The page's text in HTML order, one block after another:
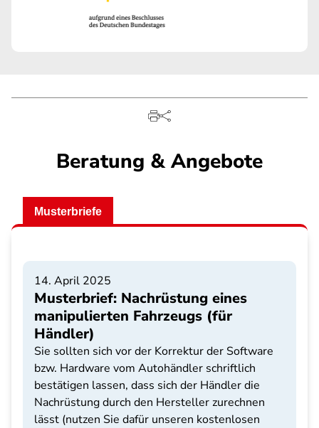
Beratung & Angebote
Musterbriefe
14. April 2025
Musterbrief: Nachrüstung eines
manipulierten Fahrzeugs (für
Händler)
Sie sollten sich vor der Korrektur der Software
bzw. Hardware vom Autohändler schriftlich
bestätigen lassen, dass sich der Händler die
Nachrüstung durch den Hersteller zurechnen
lässt (nutzen Sie dafür unseren kostenlosen